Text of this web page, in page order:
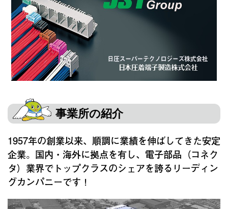
事業所の紹介
1957年の創業以来、順調に業績を伸ばしてきた安定
企業。国内・海外に拠点を有し、電子部品（コネク
タ）業界でトップクラスのシェアを誇るリーディン
グカンパニーです！